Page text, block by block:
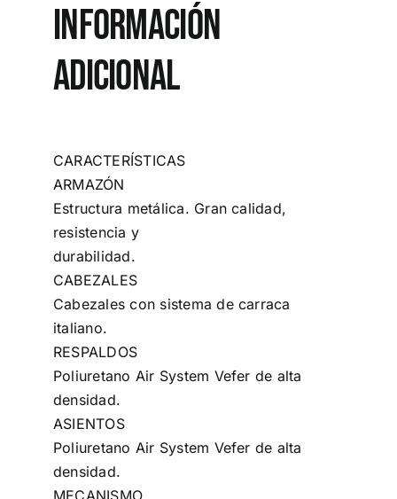
Información
adicional
CARACTERÍSTICAS
ARMAZÓN
Estructura metálica. Gran calidad,
resistencia y
durabilidad.
CABEZALES
Cabezales con sistema de carraca
italiano.
RESPALDOS
Poliuretano Air System Vefer de alta
densidad.
ASIENTOS
Poliuretano Air System Vefer de alta
densidad.